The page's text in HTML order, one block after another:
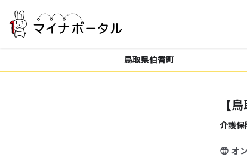
鳥取県伯耆町
【
介護
オ